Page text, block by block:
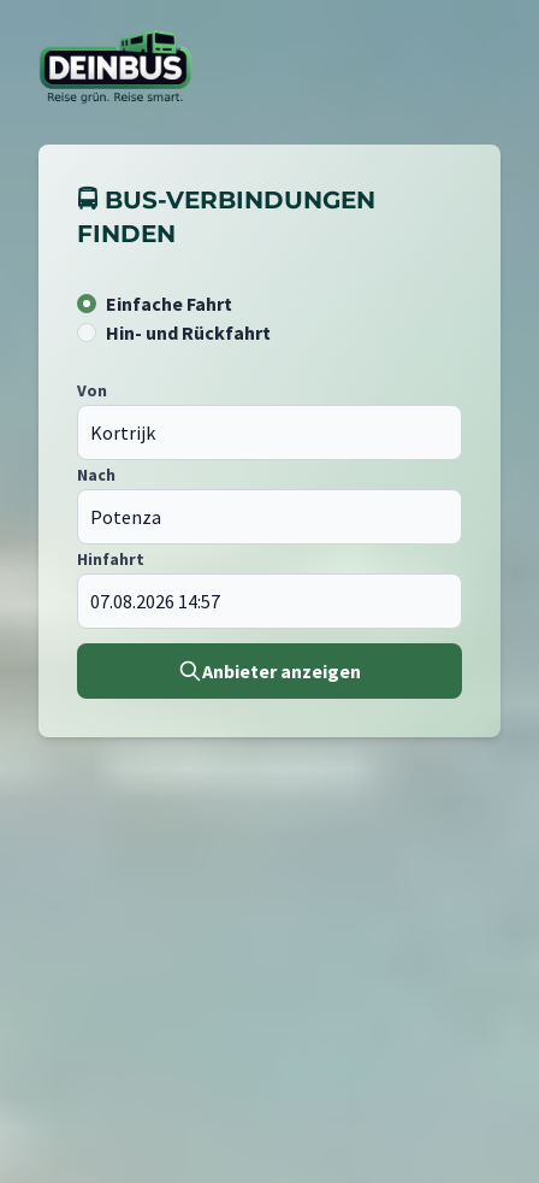
🚍 BUS-VERBINDUNGEN
FINDEN
Einfache Fahrt
Hin- und Rückfahrt
Von
Nach
Hinfahrt
Anbieter anzeigen